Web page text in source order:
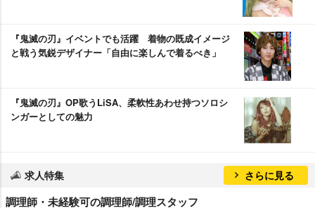
『鬼滅の刃』イベントでも活躍 着物の既成イメージ
と戦う気鋭デザイナー「自由に楽しんで着るべき」
『鬼滅の刃』OP歌うLiSA、柔軟性あわせ持つソロシ
ンガーとしての魅力
求人特集 さらに見る
調理師・未経験可の調理師/調理スタッフ